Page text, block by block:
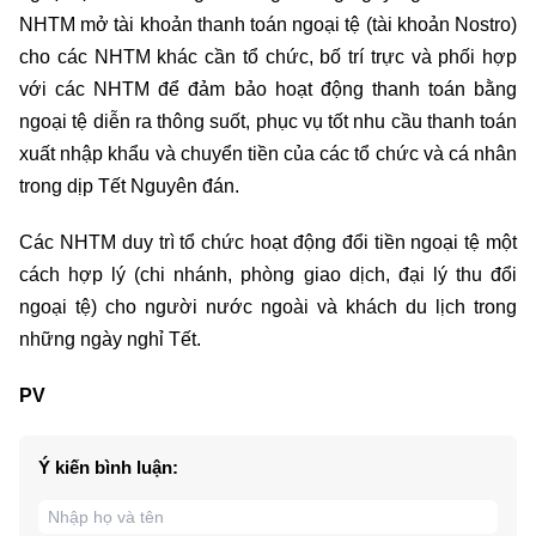
NHTM mở tài khoản thanh toán ngoại tệ (tài khoản Nostro)
cho các NHTM khác cần tổ chức, bố trí trực và phối hợp
với các NHTM để đảm bảo hoạt động thanh toán bằng
ngoại tệ diễn ra thông suốt, phục vụ tốt nhu cầu thanh toán
xuất nhập khẩu và chuyển tiền của các tổ chức và cá nhân
trong dịp Tết Nguyên đán.
Các NHTM duy trì tổ chức hoạt động đổi tiền ngoại tệ một
cách hợp lý (chi nhánh, phòng giao dịch, đại lý thu đổi
ngoại tệ) cho người nước ngoài và khách du lịch trong
những ngày nghỉ Tết.
PV
Ý kiến bình luận: